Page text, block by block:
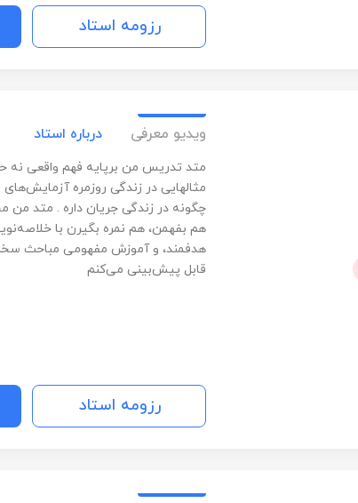
رزومه استاد
ویدیو معرفی درباره استاد
متد تدریس من برپایه فهم واقعی نه
مثالهایی در زندگی روزمره
چگونه در زندگی جریان داره . متد
هم بفهمن، هم نمره بگیرن با
هدفمند، و آموزش مفهومی مباحث
قابل پیش‌بینی می‌کنم
رزومه استاد